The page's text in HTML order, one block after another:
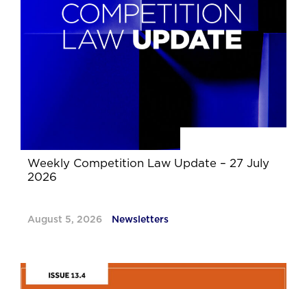
Weekly Competition Law Update – 27 July
2026
August 5, 2026 Newsletters